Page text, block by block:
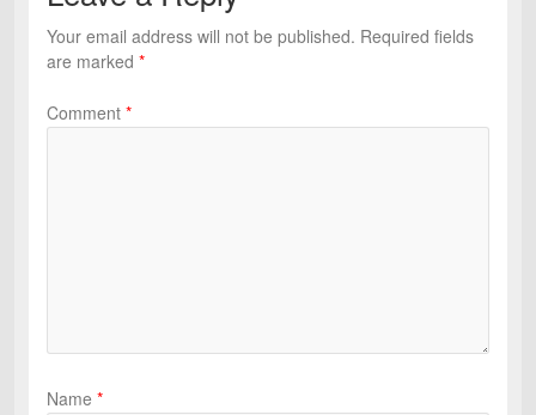
Your email address will not be published. Required fields
are marked *
Comment *
Name *